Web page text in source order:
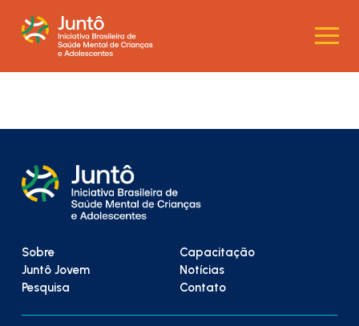
Sobre
Capacitação
Juntô Jovem
Notícias
Pesquisa
Contato